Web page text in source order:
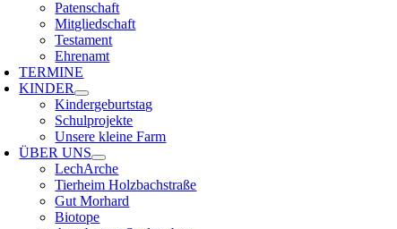
Patenschaft
Mitgliedschaft
Testament
Ehrenamt
TERMINE
KINDER
Kindergeburtstag
Schulprojekte
Unsere kleine Farm
ÜBER UNS
LechArche
Tierheim Holzbachstraße
Gut Morhard
Biotope